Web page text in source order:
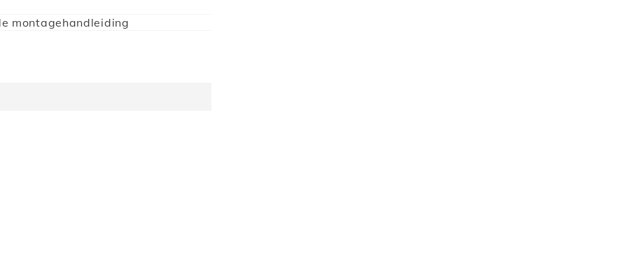
montagehandleiding